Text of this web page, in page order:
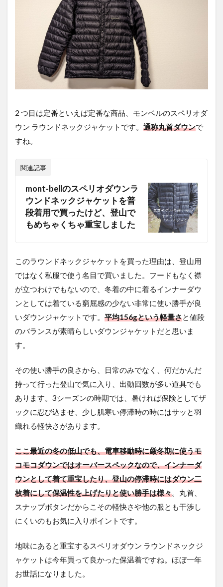
2 つ目は定番といえば定番な商品、モンベルのスペリオダ
ウン ラウンドネックジャケットです。 通称丸首ダウンで
すね。
関連記事
mont-bellのスペリオダウンラ
ウンドネックジャケットを普
段着用で買ったけど、登山で
もめちゃくちゃ重宝しました
このラウンドネックジャケットを買った理由は、登山用
ではなく私服で使う名目で買いました。フードもなく襟
が立つわけでもないので、冬着の中に着るインナーダウ
ンとしては着ている窮屈感の少ない非常に使い勝手が良
いダウンジャケットです。 平均156gという軽量さと値段
のバランスが素晴らしいダウンジャケットだと思いま
す。
その使い勝手の良さから、日常のみでなく、何だかんだ
持って行った登山で気に入り、出動回数が多い道具でも
あります。3シーズンの時期では、暑ければ保険としてザ
ックに忍び込ませ、少し肌寒い停滞時の時にはサッと羽
織れる軽快さがあります。
ここ最近の冬の低山でも、電車移動時に厳冬期に使うモ
コモコダウンではオーバースペックなので、インナーダ
ウンとして着て重宝したり、登山の停滞時にはダウン二
枚着にして保温性を上げたりと使い勝手は様々。丸首、
スナップボタンだからこその軽快さや他の服とも干渉し
にくいのもお気に入りポイントです。
地味にあると重宝するスペリオダウン ラウンドネックジ
ャケットは今年買って良かった保温着ですね。ほぼ一年
お世話になりました。